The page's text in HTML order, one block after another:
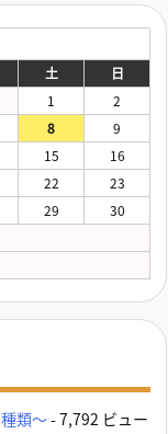
土 日
1
2
8
9
15
16
22
23
29
30
類～- 7,792 ビュー